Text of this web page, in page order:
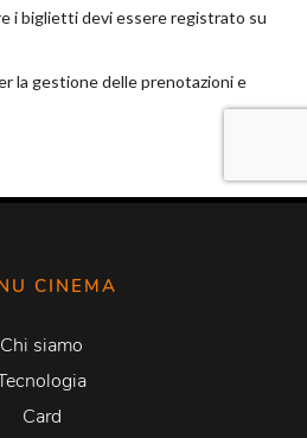
CINEMA
Chi siamo
Card